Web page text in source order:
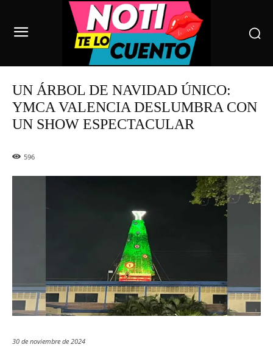
UN ÁRBOL DE NAVIDAD ÚNICO:
YMCA VALENCIA DESLUMBRA CON
UN SHOW ESPECTACULAR
596
30 de noviembre de 2024